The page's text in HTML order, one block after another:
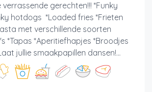
gerechten!!! *Funky
hotdogs *Loaded fries *Frieten
met verschillende soorten
*Tapas *Aperitiefhapjes *Broodjes
jullie smaakpapillen dansen!...